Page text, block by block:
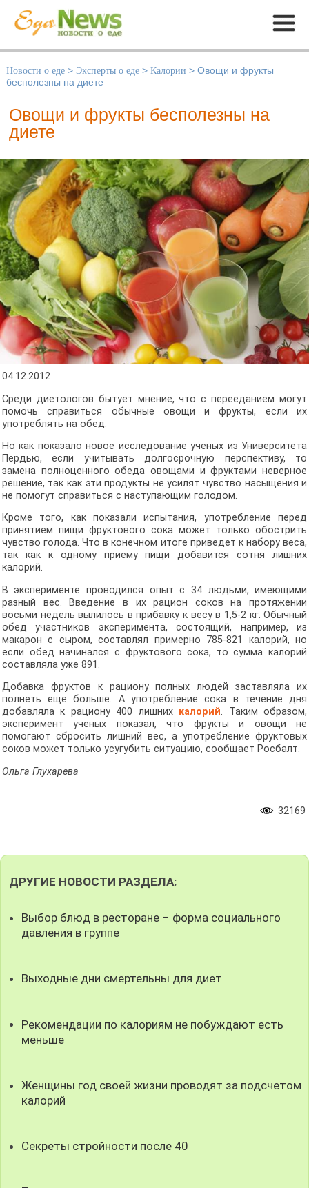
Меню
Новости о еде > Эксперты о еде > Калории > Овощи и фрукты
бесполезны на диете
Овощи и фрукты бесполезны на
диете
04.12.2012
Среди диетологов бытует мнение, что с перееданием могут
помочь справиться обычные овощи и фрукты, если их
употреблять на обед.
Но как показало новое исследование ученых из Университета
Пердью, если учитывать долгосрочную перспективу, то
замена полноценного обеда овощами и фруктами неверное
решение, так как эти продукты не усилят чувство насыщения и
не помогут справиться с наступающим голодом.
Кроме того, как показали испытания, употребление перед
принятием пищи фруктового сока может только обострить
чувство голода. Что в конечном итоге приведет к набору веса,
так как к одному приему пищи добавится сотня лишних
калорий.
В эксперименте проводился опыт с 34 людьми, имеющими
разный вес. Введение в их рацион соков на протяжении
восьми недель вылилось в прибавку к весу в 1,5-2 кг. Обычный
обед участников эксперимента, состоящий, например, из
макарон с сыром, составлял примерно 785-821 калорий, но
если обед начинался с фруктового сока, то сумма калорий
составляла уже 891.
Добавка фруктов к рациону полных людей заставляла их
полнеть еще больше. А употребление сока в течение дня
добавляла к рациону 400 лишних калорий. Таким образом,
эксперимент ученых показал, что фрукты и овощи не
помогают сбросить лишний вес, а употребление фруктовых
соков может только усугубить ситуацию, сообщает Росбалт.
Ольга Глухарева
32169
ДРУГИЕ НОВОСТИ РАЗДЕЛА:
Выбор блюд в ресторане – форма социального
давления в группе
Выходные дни смертельны для диет
Рекомендации по калориям не побуждают есть
меньше
Женщины год своей жизни проводят за подсчетом
калорий
Секреты стройности после 40